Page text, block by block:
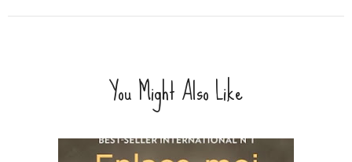
You Might Also Like